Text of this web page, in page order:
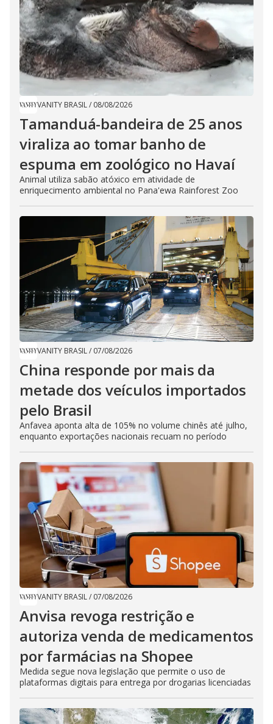
VANITY BRASIL/ 08/08/2026
Tamanduá-bandeira de 25 anos
viraliza ao tomar banho de
espuma em zoológico no Havaí
Animal utiliza sabão atóxico em atividade de
enriquecimento ambiental no Pana'ewa Rainforest Zoo
VANITY BRASIL/ 07/08/2026
China responde por mais da
metade dos veículos importados
pelo Brasil
Anfavea aponta alta de 105% no volume chinês até julho,
enquanto exportações nacionais recuam no período
VANITY BRASIL/ 07/08/2026
Anvisa revoga restrição e
autoriza venda de medicamentos
por farmácias na Shopee
Medida segue nova legislação que permite o uso de
plataformas digitais para entrega por drogarias licenciadas